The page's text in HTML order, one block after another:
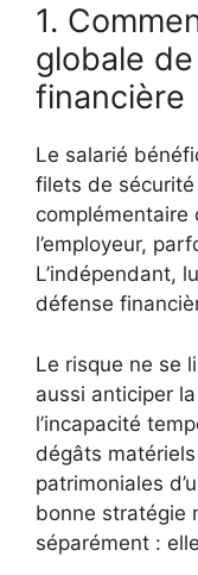
1.
globale
financière
Le salarié
filets de
complémentaire
l’employeur,
L’indépendant,
défense
Le risque ne se
aussi anticiper
l’incapacité
dégâts
patrimoniales
bonne stratégie
séparément :